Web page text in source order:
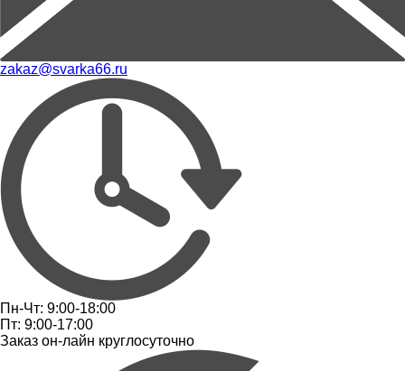
zakaz@svarka66.ru
Пн-Чт: 9:00-18:00
Пт: 9:00-17:00
Заказ он-лайн круглосуточно